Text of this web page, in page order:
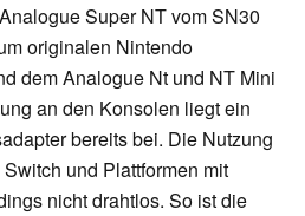
Super NT vom SN30
originalen Nintendo
dem Analogue Nt und NT Mini
an den Konsolen liegt ein
bereits bei. Die Nutzung
und Plattformen mit
nicht drahtlos. So ist die